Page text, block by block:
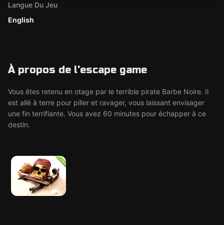
English
Langue Du Jeu
À propos de l'escape game
Vous êtes retenu en otage par le terrible pirate Barbe Noire. Il
est allé à terre pour piller et ravager, vous laissant envisager
une fin terrifiante. Vous avez 60 minutes pour échapper à ce
destin.